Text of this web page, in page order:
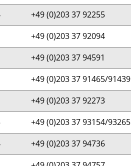
+49 (0)203 37 92255
+49 (0)203 37 92094
+49 (0)203 37 94591
+49 (0)203 37 91465/91439
+49 (0)203 37 92273
+49 (0)203 37 93154/93265
+49 (0)203 37 94736